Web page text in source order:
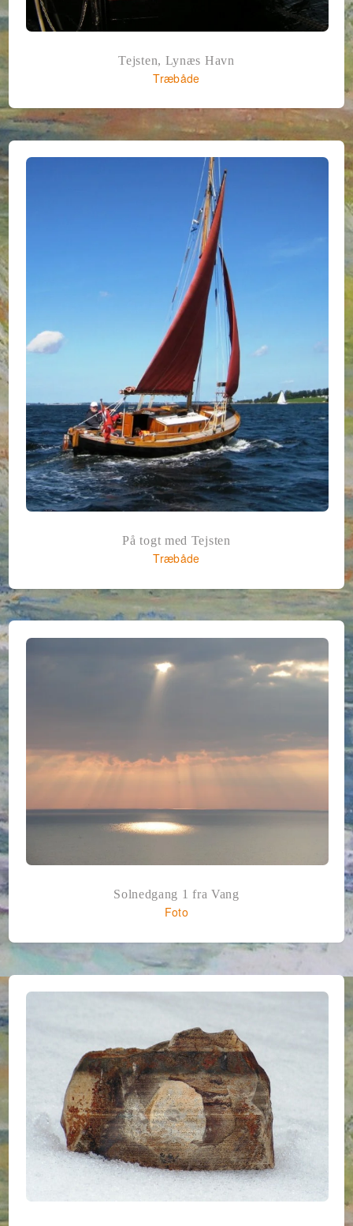
Tejsten, Lynæs Havn
Træbåde
På togt med Tejsten
Træbåde
Solnedgang 1 fra Vang
Foto